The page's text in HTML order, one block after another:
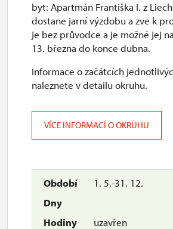
1. 5.-31. 12.
uzavřen
byt: Apartmán Františka I. z
dostane jarní výzdobu a zve k
je bez průvodce a je možné jej
13. března do konce dubna.
Informace o začátcích
naleznete v detailu okruhu.
VÍCE INFORMACÍ O OKRUHU